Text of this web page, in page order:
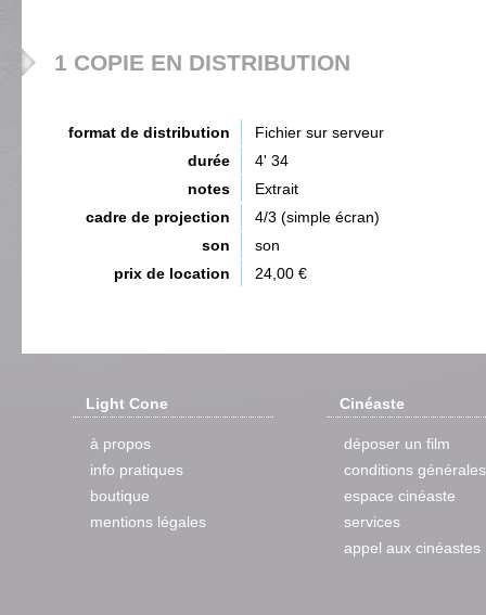
1 COPIE EN DISTRIBUTION
format de distribution
Fichier sur serveur
durée
4' 34
notes
Extrait
cadre de projection
4/3 (simple écran)
son
son
prix de location
24,00 €
Light Cone
à propos
info pratiques
boutique
mentions légales
Cinéaste
déposer un film
conditions générales
espace cinéaste
services
appel aux cinéastes